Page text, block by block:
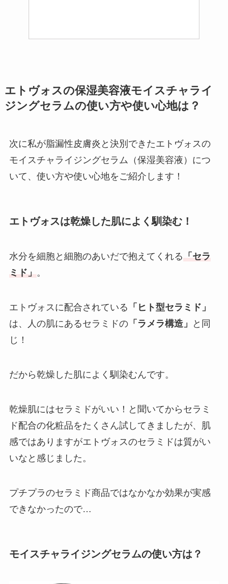
エトヴォスの保湿美容液モイスチャライ
ジングセラムの使い方や使い心地は？
次に私が脂漏性皮膚炎と決別できたエトヴォスの
モイスチャライジングセラム（保湿美容液）につ
いて、使い方や使い心地をご紹介します！
エトヴォスは乾燥した肌によく馴染む！
水分を細胞と細胞のあいだで抱えてくれる 「セラ
ミド」 。
エトヴォスに配合されている 「ヒト型セラミド」
は、人の肌にあるセラミドの「ラメラ構造」
と同
じ！
だから乾燥した肌によく馴染むんです。
乾燥肌にはセラミドがいい！と聞いてからセラミ
ド配合の化粧品をたくさん試してきましたが、肌
感ではありますがエトヴォスのセラミドは質がい
いなと感じました。
プチプラのセラミド商品ではなかなか効果が実感
できなかったので…
モイスチャライジングセラムの使い方は？